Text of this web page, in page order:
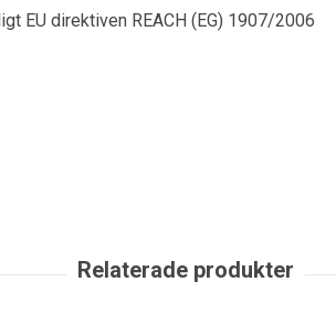
EU direktiven REACH (EG) 1907/2006